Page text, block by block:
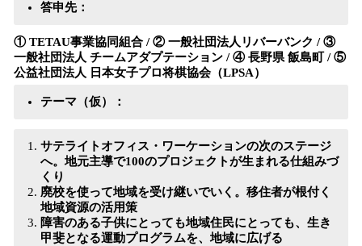
答申先：
① TETAU事業協同組合 / ② 一般社団法人リバーバンク / ③
一般社団法人 チームアダプテーション / ④ 長野県 飯島町 / ⑤
公益社団法人 日本女子プロ将棋協会（LPSA）
テーマ（仮）：
サテライトオフィス・ワーケーションの次のステージ
へ。地元主導で100のプロジェクトが生まれる仕組みづ
くり
廃校を使って地域を受け継いでいく。移住者が根付く
地域資源の活用策
障害のある子供にとっても地域住民にとっても、生き
甲斐となる運動プログラムを、地域に広げる